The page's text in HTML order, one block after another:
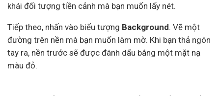
khái đối tượng tiền cảnh mà bạn muốn lấy nét.
Tiếp theo, nhấn vào biểu tượng Background. Vẽ một
đường trên nền mà bạn muốn làm mờ. Khi bạn thả ngón
tay ra, nền trước sẽ được đánh dấu bằng một mặt nạ
màu đỏ.